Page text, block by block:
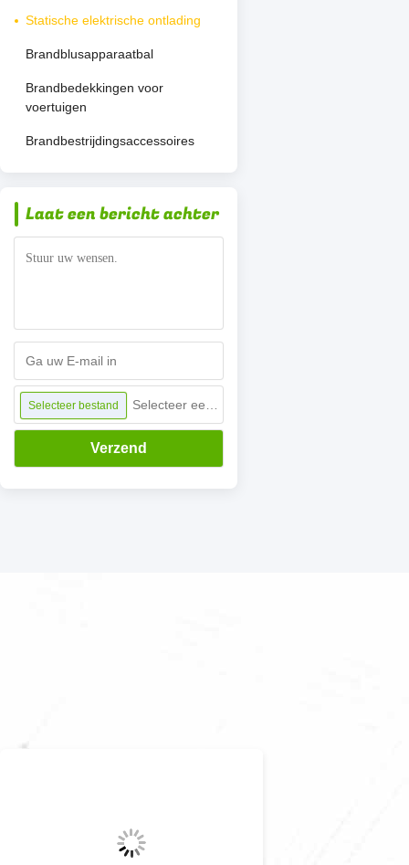
Statische elektrische ontlading
Brandblusapparaatbal
Brandbedekkingen voor
voertuigen
Brandbestrijdingsaccessoires
Laat een bericht achter
Selecteer bestand
Verzend